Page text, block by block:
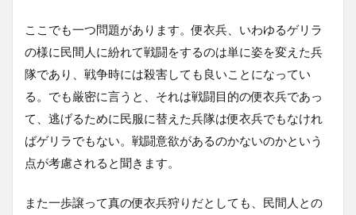
ここでも一つ問題があります。便衣兵、いわゆるゲリラ
の様に民間人に紛れて戦闘をするのは単に姿を変えた兵
隊であり、戦争時には殺害しても良いことになってい
る。でも厳密に言うと、それは戦闘目的の便衣兵であっ
て、逃げるために民服に替えた兵隊は便衣兵でもなけれ
ばゲリラでもない。戦闘意欲があるのかないのかという
点が考慮されると聞きます。
また一歩譲って真の便衣兵狩りだとしても、民間人との